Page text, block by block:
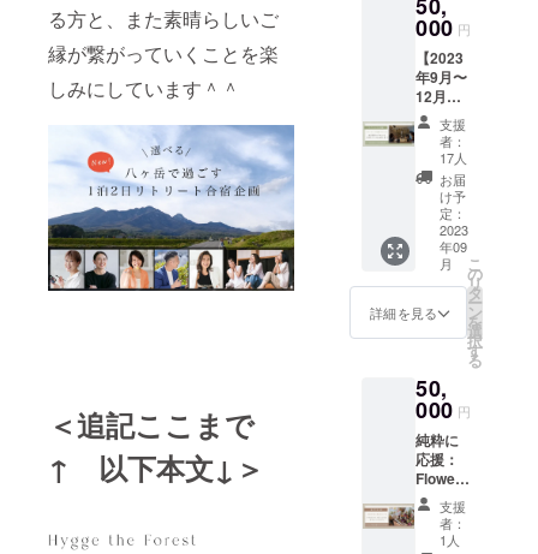
る方と、また素晴らしいご
縁が繋がっていくことを楽
しみにしています＾＾
＜追記ここまで
↑ 以下本文↓＞
画。
2022年
4月、ク
リエイ
ター向
けコ
ワーキ
ングス
ペース
「PILE
」を横
浜に新
たに立
ち上
より3営
業日以
配信予
定（視
聴期
限：開
催日よ
り1ヶ
月）
※zoom
URL等
ンの基
礎を身
に着け
た後、
web 業
界へ。
個人・
スモー
ルビジ
ネス
オー
ナー向
けに
ツール
デザイ
ザイン
ノウハ
ファッ
ション
誌のよ
うな、
素材を
生かし
たシン
プルだ
けどセ
30歳で
銀行国
転職。
女性初
の海外
投資及
び開発
担当者
とな
る。海
外ホテ
ル開発
プロ
ジェク
トに携
わり、
のプラ
イベー
トバン
クにも
携わ
り、経
営者や
大富豪
の相談
以上の
クライ
アント
が月商
100万
円〜
3000万
円の売
上の安
定に成
功。
zoom面
談を24
時間365
日完全
自動化
「teban
asuシス
テム」
も開
開催日
より3営
業日以
内に
アーカ
イブ配
ニティ
Swing
運営/感
性をみ
がいて
自分に
やさし
くなれ
る手帳
pure
diary開
発/著書
『人生
の純度
が上が
る手帳
目標必
達の動
画マー
ケティ
ング 成
功の最
新メ
ソッ
ド』
を目指
す個人
事業主
や法人
のため
の税理
士とし
て、と
もにビ
ジネス
の飛躍
を目指
す経営
のサ
ポート
を行
う。ま
た、法
人事業
主の顧
問契約
だけで
なく、
個人事
業主向
けの講
座を開
な環境
の変化
に対し
て、そ
れぞれ
どんな
想い
で、ど
んな対
話を交
わしな
がら進
んでき
たの
か？そ
変化を
プラス
し仕事
もパー
トナー
シップ
もどん
どん好
転させ
ていく
秘訣と
を形に
してい
きたい
と思い
ますの
で楽し
みにし
ていた
だける
と嬉し
いで
す。 ＜
寺崎
コー
紹介＞
HP：
https://t
coffee.
com/
Instagr
am：
https://
www.in
stagra
m.com/
terasak
社名も
可）を
記載し
てくだ
さい。
お名前
のご紹
介を希
望され
ない方
は、無
しとご
記載く
ださ
い。 ※
後、お
礼の
せてい
ただき
ます。
※掲載期
間：最
低1年間
×irodori
社村本
②8/23
（水）
13時〜
ヒュッ
ゲの森
建物ブ
ラン
ディン
グ＆デ
ザイン
一級建
築士/イ
ンテリ
アコー
子
×irodori
Brandin
gアート
ディレ
クター
安間祥
×irodori
にお名
前刻印
＞
special
thanks
！ ＜詳
細＞
ヒュッ
ゲの森
オープ
ンのお
祝いに
何かプ
レゼン
トを贈
りた
る方向
けに、
外を彩
り豊か
に演出
するグ
リーン
で気持
50,
000 円
【2023
年9月〜
12月】
スペ
シャル
画！！
対話を
通して
価値創
造をし
ていく
ブラン
ディン
グプロ
加した
い方を
募集し
ます！
＜イベ
ント主
催＞
irodori
Brandin
支援
者：
17人
お届
け予
定：
2023
年09
月
詳細を見る
こ
の
リ
タ
ー
ン
を
選
択
す
る
50,
000 円
純粋に
応援：
Flowers
for
Lena ド
ライフ
支援
者：
1人